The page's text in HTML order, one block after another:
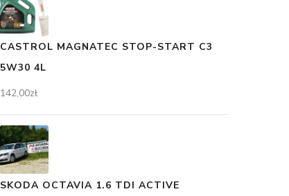
CASTROL MAGNATEC STOP-START C3
5W30 4L
142,00zł
SKODA OCTAVIA 1.6 TDI ACTIVE